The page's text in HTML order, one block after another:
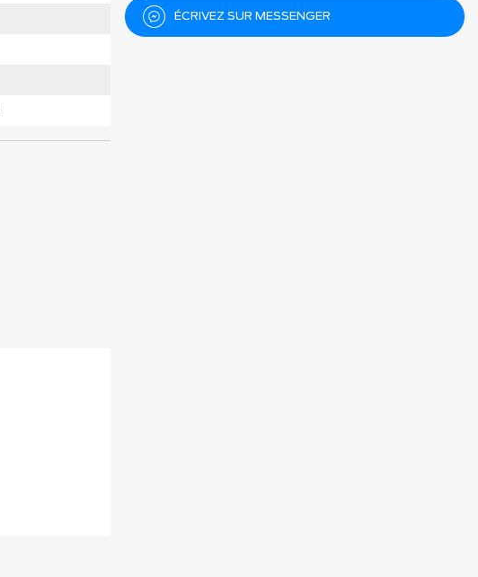
ÉCRIVEZ SUR MESSENGER